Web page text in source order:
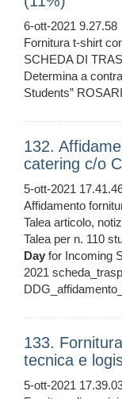
6-ott-2021 9.27.58
Fornitura t-shirt
SCHEDA DI
Determina a
Students”
132.
catering c/o
5-ott-2021
Affidamento
Talea articolo,
Talea per n. 110
Day for Incoming
2021
133.
tecnica e
5-ott-2021